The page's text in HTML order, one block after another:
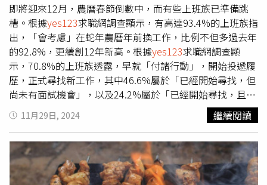
即將迎來12月，農曆春節倒數中，而有些上班族已準備跳
槽。根據yes123求職網調查顯示，有高達93.4%的上班族指
出，「會考慮」在蛇年農曆年前換工作，比例不但多過去年
的92.8%，更續創12年新高。根據yes123求職網調查顯
示，70.8%的上班族透露，早就「付諸行動」，開始投遞履
歷，正式尋找新工作，其中46.6%屬於「已經開始尋找，但
尚未有面試機會」，以及24.2%屬於「已經開始尋找，且已
有面試機會」。至於年前想轉職的主因，在可複選狀況下，
主要依序為「薪水太少，很難過活」佔57.7%、「覺得現在
的公司沒前景」佔45.3%、「太久沒有加薪」佔39.2%，以
及「沒有升遷、調部門的機會」佔38.2%、「覺得現在所處
的行業沒前景」佔33.8%；多數人跳槽的理由是不滿薪資狀
況，調查顯示，年前轉職者平均希望，能比原來工作加薪
11月29日, 2024 繼續閱讀